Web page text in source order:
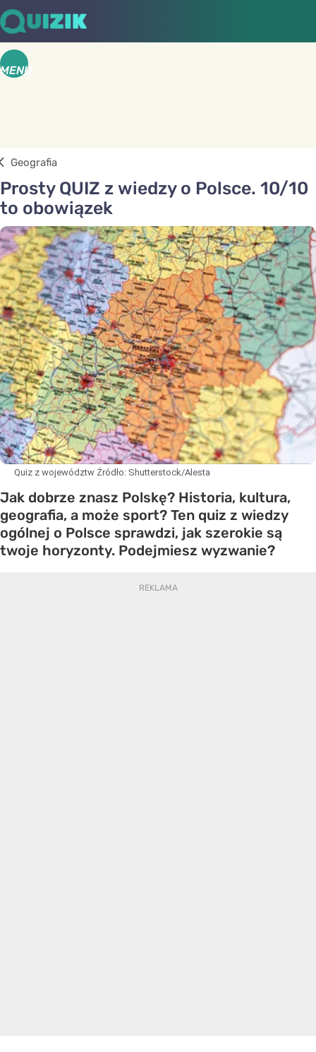
MENU
Geografia
Prosty QUIZ z wiedzy o Polsce. 10/10
to obowiązek
Quiz z województw Źródło: Shutterstock/Alesta
Jak dobrze znasz Polskę? Historia, kultura,
geografia, a może sport? Ten quiz z wiedzy
ogólnej o Polsce sprawdzi, jak szerokie są
twoje horyzonty. Podejmiesz wyzwanie?